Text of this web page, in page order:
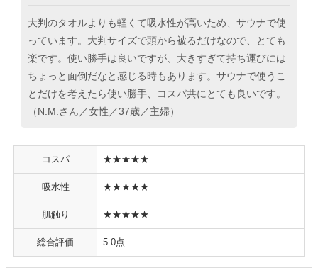
大判のタオルよりも軽くて吸水性が高いため、サウナで使
っています。大判サイズで頭から被るだけなので、とても
楽です。使い勝手は良いですが、大きすぎて持ち運びには
ちょっと面倒だなと感じる時もあります。サウナで使うこ
とだけを考えたら使い勝手、コスパ共にとても良いです。
（N.M.さん／女性／37歳／主婦）
コスパ ★★★★★
吸水性 ★★★★★
肌触り ★★★★★
総合評価 5.0点